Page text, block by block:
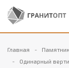
Главная
Одинарный